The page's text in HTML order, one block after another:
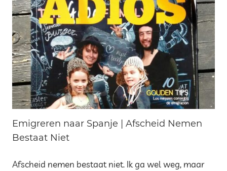
Emigreren naar Spanje | Afscheid Nemen
Bestaat Niet
Afscheid nemen bestaat niet. Ik ga wel weg, maar